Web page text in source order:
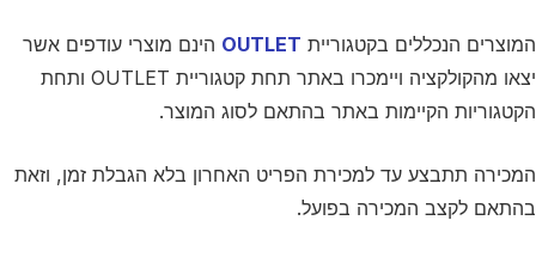
המוצרים הנכללים בקטגוריית OUTLET הינם מוצרי עודפים אשר
יצאו מהקולקציה ויימכרו באתר תחת קטגוריית OUTLET ותחת
הקטגוריות הקיימות באתר בהתאם לסוג המוצר.
המכירה תתבצע עד למכירת הפריט האחרון בלא הגבלת זמן, וזאת
בהתאם לקצב המכירה בפועל.